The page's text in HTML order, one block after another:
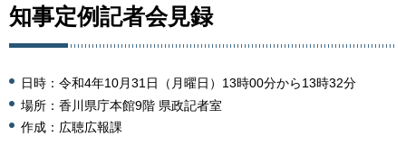
知事定例記者会見録
日時：令和4年10月31日（月曜日）13時00分から13時32分
場所：香川県庁本館9階 県政記者室
作成：広聴広報課